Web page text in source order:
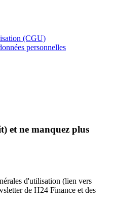
(CGU)
personnelles
et ne manquez plus
d'utilisation (lien vers
de H24 Finance et des